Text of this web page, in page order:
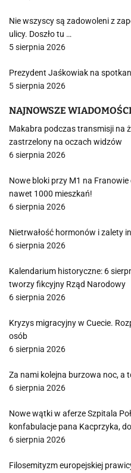
Nie wszyscy są zadowoleni z
ulicy. Doszło tu …
5 sierpnia 2026
Prezydent Jaśkowiak na
5 sierpnia 2026
NAJNOWSZE
Makabra podczas transmisji na
zastrzelony na oczach widzów
6 sierpnia 2026
Nowe bloki przy M1 na
nawet 1000 mieszkań!
6 sierpnia 2026
Nietrwałość hormonów i zalety
6 sierpnia 2026
Kalendarium historyczne: 6
tworzy fikcyjny Rząd Narodowy
6 sierpnia 2026
Kryzys migracyjny w Cuecie.
osób
6 sierpnia 2026
Za nami kolejna burzowa noc, a
6 sierpnia 2026
Nowe wątki w aferze Szpitala
konfabulacje pana Kacprzyka,
6 sierpnia 2026
Filosemityzm europejskiej